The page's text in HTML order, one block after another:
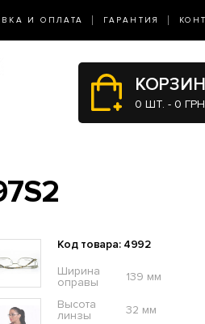
И ОПЛАТА ГАРАНТИЯ
0 ШТ. - 0
Код товара: 4992
Ширина
оправы
139 мм
Высота
линзы
32 мм